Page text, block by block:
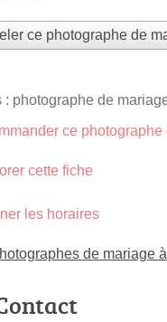
ce photographe de
: photographe de
ce photographe
cette fiche
les horaires
de mariage